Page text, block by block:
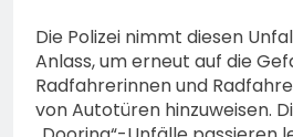
Die Polizei nimmt diesen
Anlass, um erneut auf die
Radfahrerinnen und
von Autotüren hinzuweisen.